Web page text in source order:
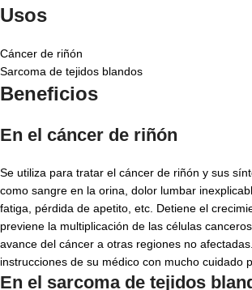
Usos
Cáncer de riñón
Sarcoma de tejidos blandos
Beneficios
En el cáncer de riñón
Se utiliza para tratar el cáncer de riñón y sus
como sangre en la orina, dolor lumbar
fatiga, pérdida de apetito, etc. Detiene el
previene la multiplicación de las células
avance del cáncer a otras regiones no
instrucciones de su médico con mucho cuidado
En el sarcoma de tejidos